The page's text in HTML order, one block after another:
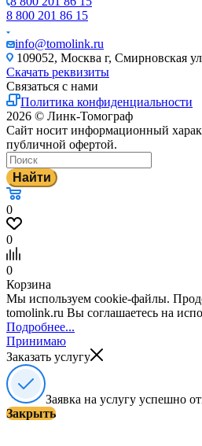
8 800 201 86 15
info@tomolink.ru
109052, Москва г, Смирновская
Скачать реквизиты
Связаться с нами
Политика конфиденциальности
2026 © Линк-Томограф
Сайт носит информационный
публичной офертой.
Найти
0
0
0
Корзина
Мы используем cookie-файлы.
tomolink.ru Вы соглашаетесь на
Подробнее...
Принимаю
Заказать услугу
Заявка на услугу успешно
Закрыть